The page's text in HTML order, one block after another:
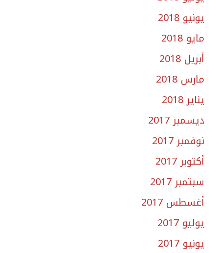
يونيو 2018
مايو 2018
أبريل 2018
مارس 2018
يناير 2018
ديسمبر 2017
نوفمبر 2017
أكتوبر 2017
سبتمبر 2017
أغسطس 2017
يوليو 2017
يونيو 2017